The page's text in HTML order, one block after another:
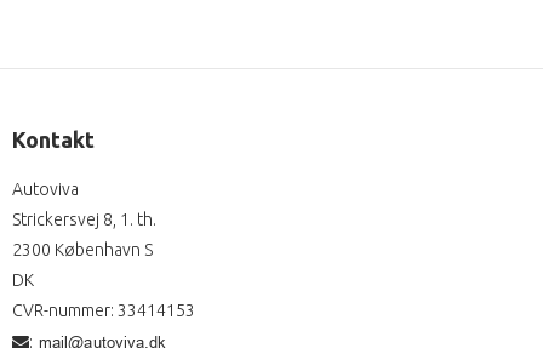
Kontakt
Autoviva
Strickersvej 8, 1. th.
2300 København S
DK
CVR-nummer: 33414153
: